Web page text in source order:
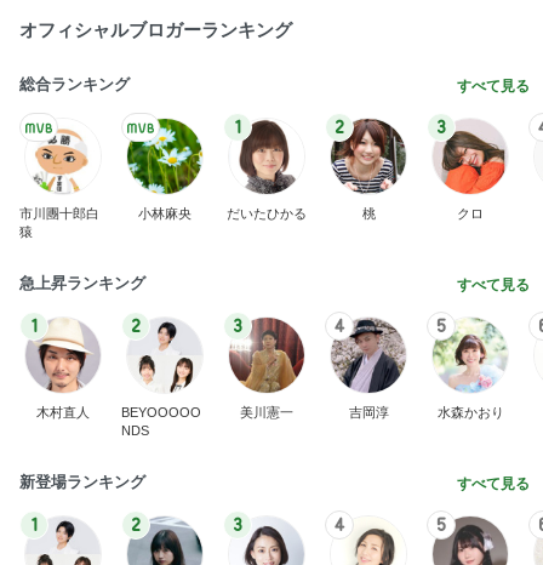
オフィシャルブロガーランキング
総合ランキング すべて見る
市川團十郎白
猿
小林麻央
1
だいたひかる
2
桃
3
クロ
急上昇ランキング すべて見る
1
木村直人
2
BEYOOOOO
NDS
3
美川憲一
4
吉岡淳
5
水森かおり
新登場ランキング すべて見る
1 2 3 4 5